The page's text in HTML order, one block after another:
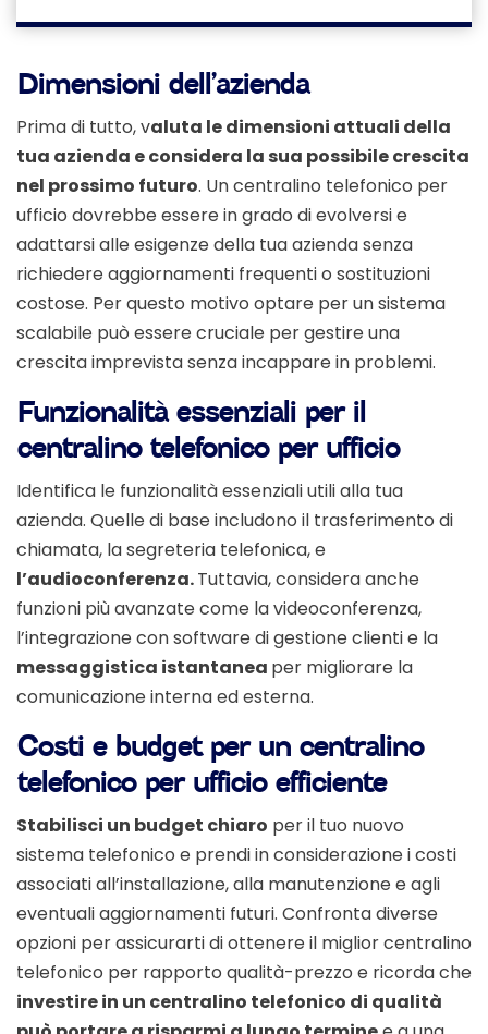
Dimensioni dell’azienda
Prima di tutto, valuta le dimensioni attuali della
tua azienda e considera la sua possibile crescita
nel prossimo futuro. Un centralino telefonico per
ufficio dovrebbe essere in grado di evolversi e
adattarsi alle esigenze della tua azienda senza
richiedere aggiornamenti frequenti o sostituzioni
costose. Per questo motivo optare per un sistema
scalabile può essere cruciale per gestire una
crescita imprevista senza incappare in problemi.
Funzionalità essenziali per il
centralino telefonico per ufficio
Identifica le funzionalità essenziali utili alla tua
azienda. Quelle di base includono il trasferimento di
chiamata, la segreteria telefonica, e
l’audioconferenza.Tuttavia, considera anche
funzioni più avanzate come la videoconferenza,
l’integrazione con software di gestione clienti e la
messaggistica istantanea per migliorare la
comunicazione interna ed esterna.
Costi e budget per un centralino
telefonico per ufficio efficiente
Stabilisci un budget chiaro per il tuo nuovo
sistema telefonico e prendi in considerazione i costi
associati all’installazione, alla manutenzione e agli
eventuali aggiornamenti futuri. Confronta diverse
opzioni per assicurarti di ottenere il miglior centralino
telefonico per rapporto qualità-prezzo e ricorda che
investire in un centralino telefonico di qualità